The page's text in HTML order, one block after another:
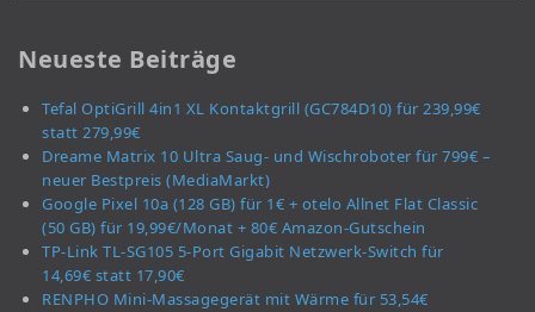
Neueste Beiträge
Tefal OptiGrill 4in1 XL Kontaktgrill (GC784D10) für 239,99€
statt 279,99€
Dreame Matrix 10 Ultra Saug- und Wischroboter für 799€ –
neuer Bestpreis (MediaMarkt)
Google Pixel 10a (128 GB) für 1€ + otelo Allnet Flat Classic
(50 GB) für 19,99€/Monat + 80€ Amazon-Gutschein
TP-Link TL-SG105 5-Port Gigabit Netzwerk-Switch für
14,69€ statt 17,90€
RENPHO Mini-Massagegerät mit Wärme für 53,54€